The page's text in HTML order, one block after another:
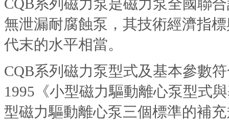
CQB系列磁力泵是磁力泵全國聯
無泄漏耐腐蝕泵，其技術經濟指
代末的水平相當。
CQB系列磁力泵型式及基本參數
1995《小型磁力驅動離心泵型式
型磁力驅動離心泵三個標準的補